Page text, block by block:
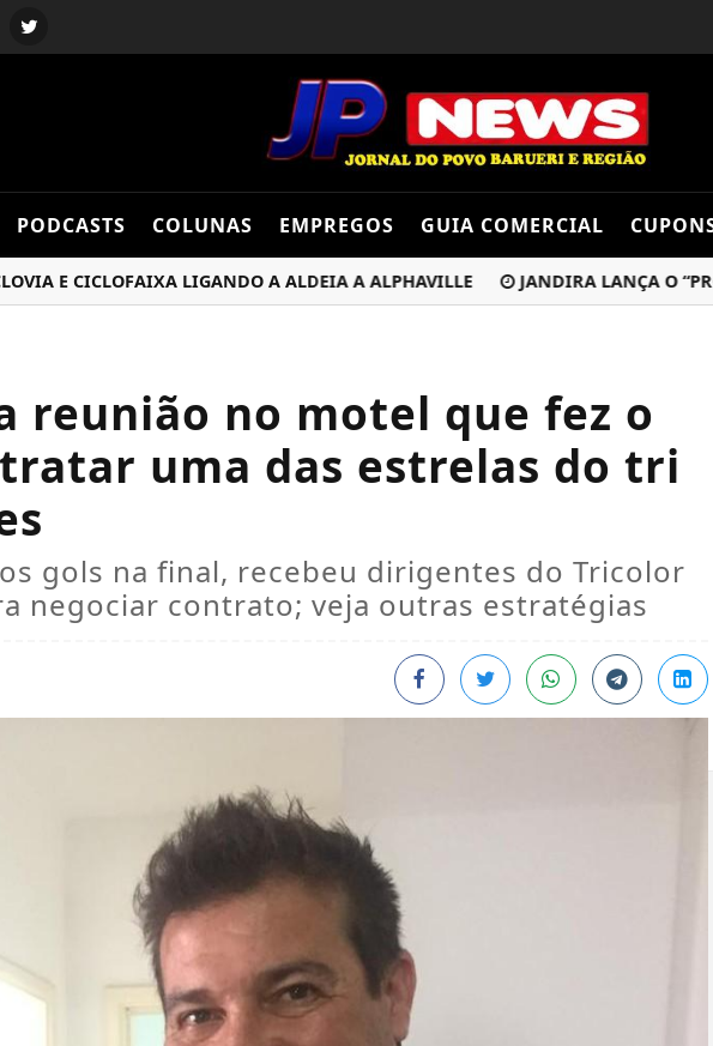
PODCASTS COLUNAS EMPREGOS GUIA COMERCIAL
E CICLOFAIXA LIGANDO A ALDEIA A ALPHAVILLE JANDIRA LANÇA O
reunião no motel que fez o
uma das estrelas do tri
gols na final, recebeu dirigentes do Tricolor
negociar contrato; veja outras estratégias